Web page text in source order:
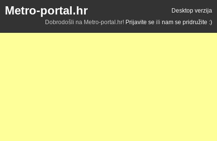
Metro-portal.hr
Desktop verzija
Dobrodošli na Metro-portal.hr! Prijavite se ili nam se pridružite :)